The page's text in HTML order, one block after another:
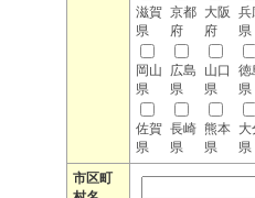
滋賀
県
京都
府
大阪
府
兵
県
岡山
県
広島
県
山口
県
徳
県
佐賀
県
長崎
県
熊本
県
大
県
市区町